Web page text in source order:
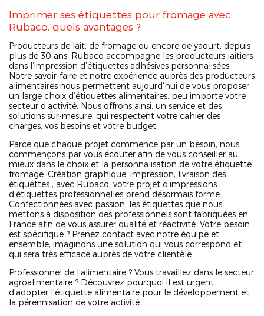
Imprimer ses étiquettes pour fromage avec
Rubaco, quels avantages ?
Producteurs de lait, de fromage ou encore de yaourt, depuis
plus de 30 ans, Rubaco accompagne les producteurs laitiers
dans l’impression d’étiquettes adhésives personnalisées.
Notre savoir-faire et notre expérience auprès des producteurs
alimentaires nous permettent aujourd’hui de vous proposer
un large choix d’étiquettes alimentaires, peu importe votre
secteur d’activité. Nous offrons ainsi, un service et des
solutions sur-mesure, qui respectent votre cahier des
charges, vos besoins et votre budget.
Parce que chaque projet commence par un besoin, nous
commençons par vous écouter afin de vous conseiller au
mieux dans le choix et la personnalisation de votre étiquette
fromage. Création graphique, impression, livraison des
étiquettes ; avec Rubaco, votre projet d’impressions
d’étiquettes professionnelles prend désormais forme.
Confectionnées avec passion, les étiquettes que nous
mettons à disposition des professionnels sont fabriquées en
France afin de vous assurer qualité et réactivité. Votre besoin
est spécifique ? Prenez contact avec notre équipe et
ensemble, imaginons une solution qui vous correspond et
qui sera très efficace auprès de votre clientèle.
Professionnel de l’alimentaire ? Vous travaillez dans le secteur
agroalimentaire ? Découvrez pourquoi il est urgent
d’adopter l’étiquette alimentaire pour le développement et
la pérennisation de votre activité.